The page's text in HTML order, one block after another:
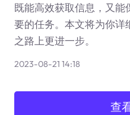
既能高效获取信息，又
要的任务。本文将为你详
之路上更进一步。
2023-08-21 14:18
查